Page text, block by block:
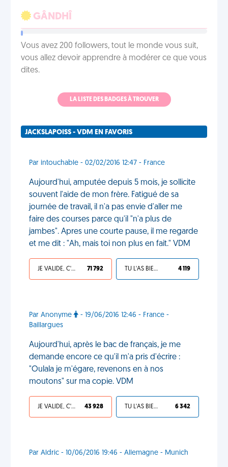
GÂNDHÎ
Vous avez 200 followers, tout le monde vous suit,
vous allez devoir apprendre à modérer ce que vous
dites.
LA LISTE DES BADGES À TROUVER
JACKSLAPOISS - VDM EN FAVORIS
Par intouchable - 02/02/2016 12:47 - France
Aujourd'hui, amputée depuis 5 mois, je sollicite
souvent l'aide de mon frère. Fatigué de sa
journée de travail, il n'a pas envie d'aller me
faire des courses parce qu'il "n'a plus de
jambes". Apres une courte pause, il me regarde
et me dit : "Ah, mais toi non plus en fait." VDM
JE VALIDE, C'EST UNE VDM 71 792 TU L'AS BIEN MÉRITÉ 4 119
Par Anonyme
- 19/06/2016 12:46 - France -
Baillargues
Aujourd'hui, après le bac de français, je me
demande encore ce qu'il m'a pris d'écrire :
"Oulala je m'égare, revenons en à nos
moutons" sur ma copie. VDM
JE VALIDE, C'EST UNE VDM 43 928 TU L'AS BIEN MÉRITÉ 6 342
Par Aldric - 10/06/2016 19:46 - Allemagne - Munich